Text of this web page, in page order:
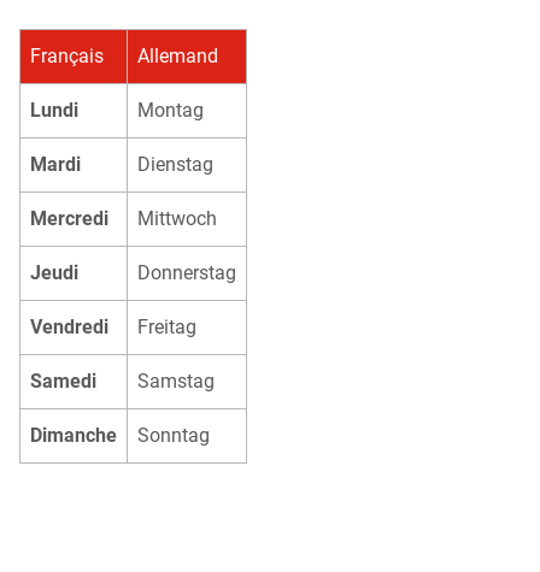
Français Allemand
Lundi Montag
Mardi Dienstag
Mercredi Mittwoch
Jeudi Donnerstag
Vendredi Freitag
Samedi Samstag
Dimanche Sonntag